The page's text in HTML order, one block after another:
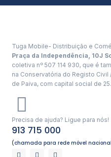
Tuga Mobile- Distribuição e
Praça da Independência, 10J
coletiva nº 507 114 930, que é
na Conservatória do Registo
de Paiva, com capital social de
Precisa de ajuda? Ligue para nós!
913 715 000
(chamada para rede móvel